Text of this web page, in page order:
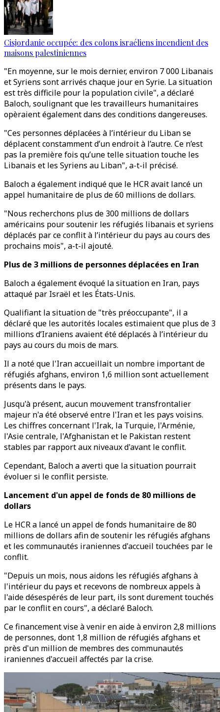
Cisjordanie occupée: des colons israéliens incendient des
maisons palestiniennes
"En moyenne, sur le mois dernier, environ 7 000 Libanais
et Syriens sont arrivés chaque jour en Syrie. La situation
est très difficile pour la population civile", a déclaré
Baloch, soulignant que les travailleurs humanitaires
opèraient également dans des conditions dangereuses.
"Ces personnes déplacées à l’intérieur du Liban se
déplacent constamment d’un endroit à l’autre. Ce n’est
pas la première fois qu’une telle situation touche les
Libanais et les Syriens au Liban", a-t-il précisé.
Baloch a également indiqué que le HCR avait lancé un
appel humanitaire de plus de 60 millions de dollars.
"Nous recherchons plus de 300 millions de dollars
américains pour soutenir les réfugiés libanais et syriens
déplacés par ce conflit à l’intérieur du pays au cours des
prochains mois", a-t-il ajouté.
Plus de 3 millions de personnes déplacées en Iran
Baloch a également évoqué la situation en Iran, pays
attaqué par Israël et les États-Unis.
Qualifiant la situation de "très préoccupante", il a
déclaré que les autorités locales estimaient que plus de 3
millions d’Iraniens avaient été déplacés à l’intérieur du
pays au cours du mois de mars.
Il a noté que l'Iran accueillait un nombre important de
réfugiés afghans, environ 1,6 million sont actuellement
présents dans le pays.
Jusqu'à présent, aucun mouvement transfrontalier
majeur n'a été observé entre l'Iran et les pays voisins.
Les chiffres concernant l'Irak, la Turquie, l'Arménie,
l'Asie centrale, l'Afghanistan et le Pakistan restent
stables par rapport aux niveaux d'avant le conflit.
Cependant, Baloch a averti que la situation pourrait
évoluer si le conflit persiste.
Lancement d'un appel de fonds de 80 millions de
dollars
Le HCR a lancé un appel de fonds humanitaire de 80
millions de dollars afin de soutenir les réfugiés afghans
et les communautés iraniennes d'accueil touchées par le
conflit.
"Depuis un mois, nous aidons les réfugiés afghans à
l'intérieur du pays et recevons de nombreux appels à
l'aide désespérés de leur part, ils sont durement touchés
par le conflit en cours", a déclaré Baloch.
Ce financement vise à venir en aide à environ 2,8 millions
de personnes, dont 1,8 million de réfugiés afghans et
près d'un million de membres des communautés
iraniennes d'accueil affectés par la crise.